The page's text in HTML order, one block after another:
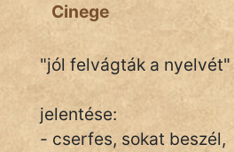
Szóláscsoportok
Szólások
Tréfás
Cinege
"jól felvágták a nyelvét"
jelentése:
- cserfes, sokat beszél,